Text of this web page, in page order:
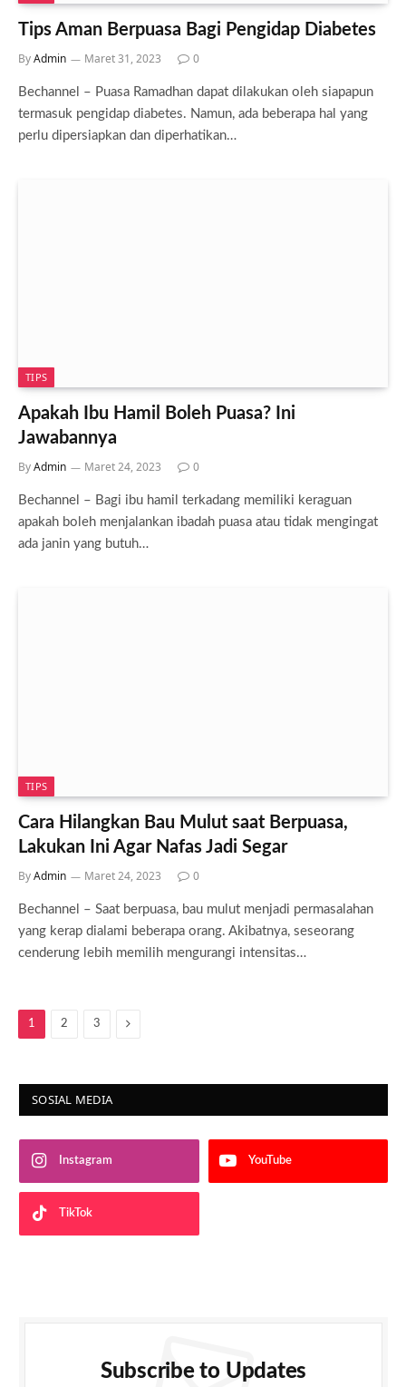
Tips Aman Berpuasa Bagi Pengidap Diabetes
ByAdmin Maret 31, 2023 0
Bechannel – Puasa Ramadhan dapat dilakukan oleh siapapun
termasuk pengidap diabetes. Namun, ada beberapa hal yang
perlu dipersiapkan dan diperhatikan…
TIPS
Apakah Ibu Hamil Boleh Puasa? Ini
Jawabannya
ByAdmin Maret 24, 2023 0
Bechannel – Bagi ibu hamil terkadang memiliki keraguan
apakah boleh menjalankan ibadah puasa atau tidak mengingat
ada janin yang butuh…
TIPS
Cara Hilangkan Bau Mulut saat Berpuasa,
Lakukan Ini Agar Nafas Jadi Segar
ByAdmin Maret 24, 2023 0
Bechannel – Saat berpuasa, bau mulut menjadi permasalahan
yang kerap dialami beberapa orang. Akibatnya, seseorang
cenderung lebih memilih mengurangi intensitas…
1 2 3 Next
SOSIAL MEDIA
Instagram YouTube
TikTok
Subscribe to Updates